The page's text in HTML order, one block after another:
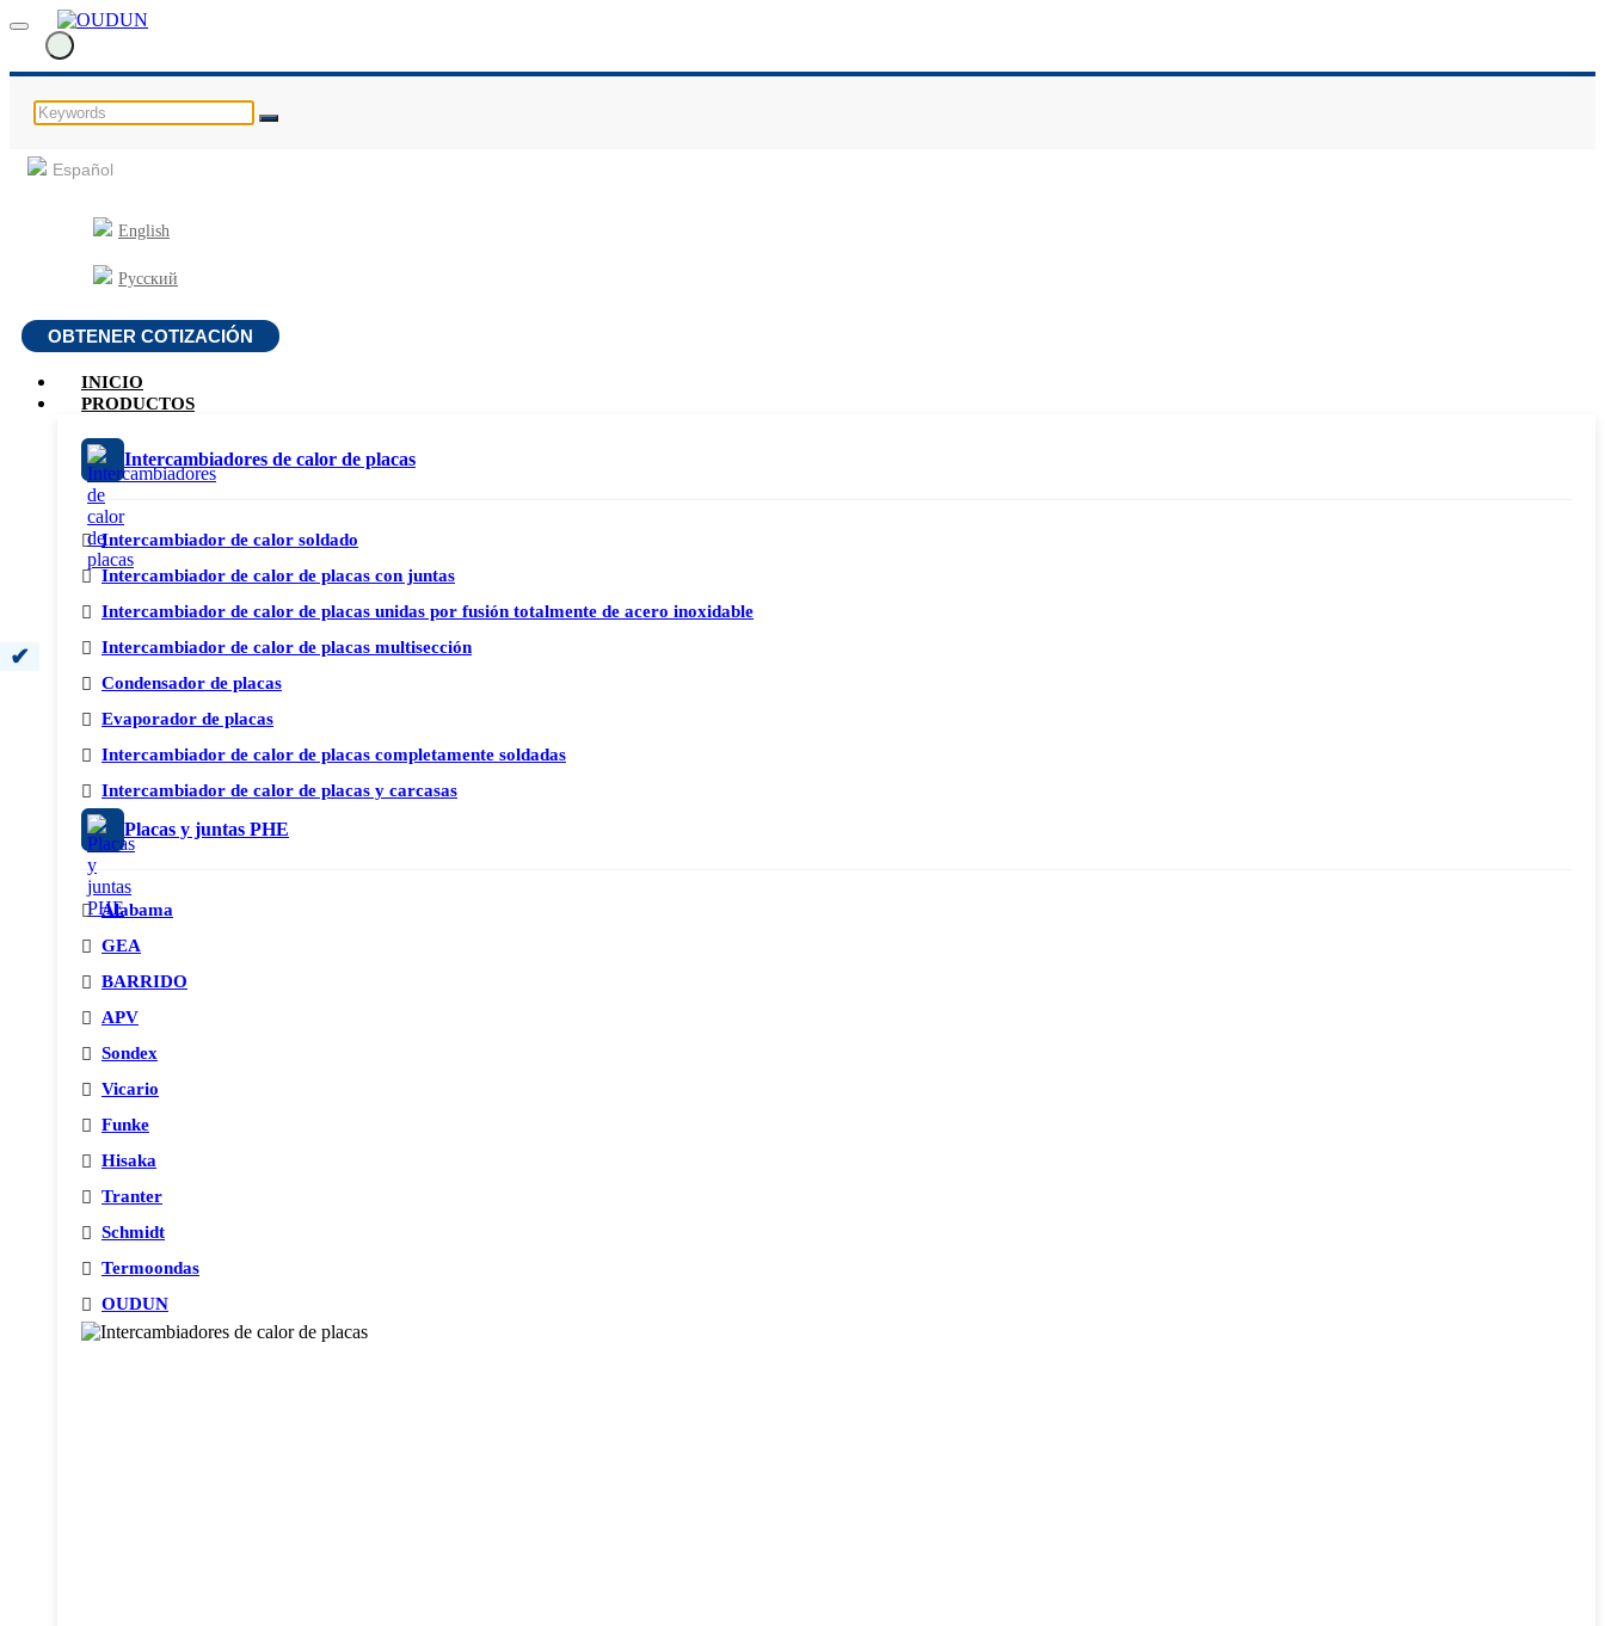
Español
English
Русский
OBTENER COTIZACIÓN
INICIO
PRODUCTOS
Intercambiadores de calor de placas
Intercambiador de calor soldado
Intercambiador de calor de placas con juntas
Intercambiador de calor de placas unidas por fusión totalmente de acero inoxidable
Intercambiador de calor de placas multisección
Condensador de placas
Evaporador de placas
Intercambiador de calor de placas completamente soldadas
Intercambiador de calor de placas y carcasas
Placas y juntas PHE
Alabama
GEA
BARRIDO
APV
Sondex
Vicario
Funke
Hisaka
Tranter
Schmidt
Termoondas
OUDUN